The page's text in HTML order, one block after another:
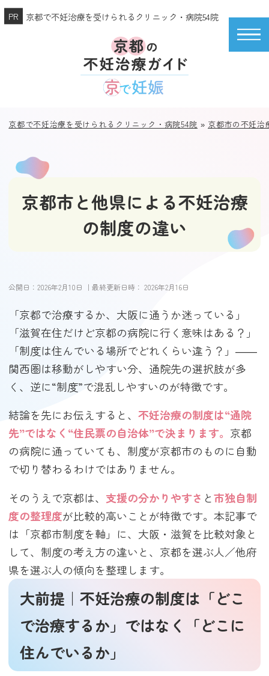
京都で不妊治療を受けられるクリニック・病院54院
京都で不妊治療を受けられるクリニック・病院54院 » 京都市の不妊治
京都市と他県による不妊治療
の制度の違い
公開日：2026年2月10日 ｜最終更新日時：2026年2月16日
「京都で治療するか、大阪に通うか迷っている」
「滋賀在住だけど京都の病院に行く意味はある？」
「制度は住んでいる場所でどれくらい違う？」――
関西圏は移動がしやすい分、通院先の選択肢が多
く、逆に“制度”で混乱しやすいのが特徴です。
結論を先にお伝えすると、不妊治療の制度は“通院
先”ではなく“住民票の自治体”で決まります。 京都
の病院に通っていても、制度が京都市のものに自動
で切り替わるわけではありません。
そのうえで京都は、 支援の分かりやすさ と市独自制
度の整理度が比較的高いことが特徴です。本記事で
は「京都市制度を軸」に、大阪・滋賀を比較対象と
して、制度の考え方の違いと、京都を選ぶ人／他府
県を選ぶ人の傾向を整理します。
大前提｜不妊治療の制度は「どこ
で治療するか」ではなく「どこに
住んでいるか」